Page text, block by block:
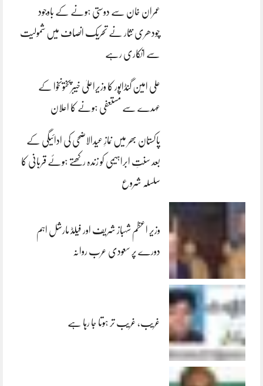
عمران خان سے دوستی ہونے کے باوجود
چودھری نثار نے تحریک انصاف میں شمولیت
سے انکاری رہے
علی امین گنڈاپور کا وزیراعلیٰ خیبرپختونخوا کے
عہدے سے مستعفی ہونے کا اعلان
پاکستان بھر میں نمازِ عیدالاضحی کی ادائیگی کے
بعد سنتِ ابراہیمی کو زندہ رکھتے ہوئے قربانی کا
سلسلہ شروع
وزیر اعظم شہباز شریف اور فیلڈ مارشل اہم
دورے پر سعودی عرب روانہ
غریب، غریب تر ہوتا جا رہا ہے